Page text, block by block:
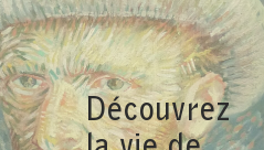
Découvrez